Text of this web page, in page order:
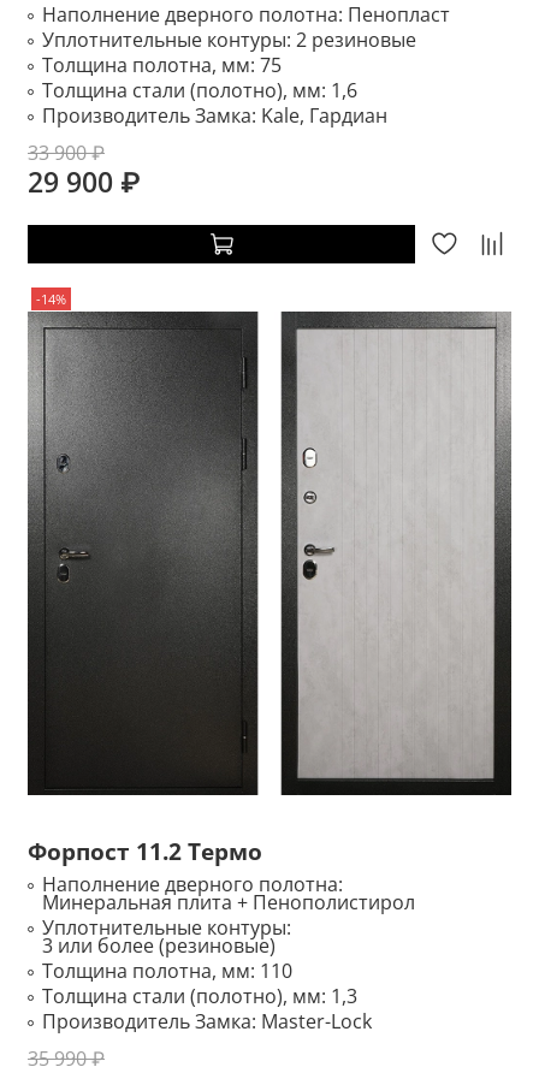
Наполнение дверного полотна: Пенопласт
Уплотнительные контуры: 2 резиновые
Толщина полотна, мм: 75
Толщина стали (полотно), мм: 1,6
Производитель Замка: Kale, Гардиан
33 900 ₽
29 900 ₽
-14%
Форпост 11.2 Термо
Наполнение дверного полотна:
Минеральная плита + Пенополистирол
Уплотнительные контуры:
3 или более (резиновые)
Толщина полотна, мм: 110
Толщина стали (полотно), мм: 1,3
Производитель Замка: Master-Lock
35 990 ₽